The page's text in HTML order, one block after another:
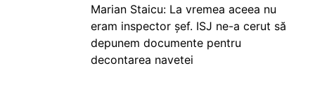
Marian Staicu: La vremea aceea nu
eram inspector șef. ISJ ne-a cerut să
depunem documente pentru
decontarea navetei